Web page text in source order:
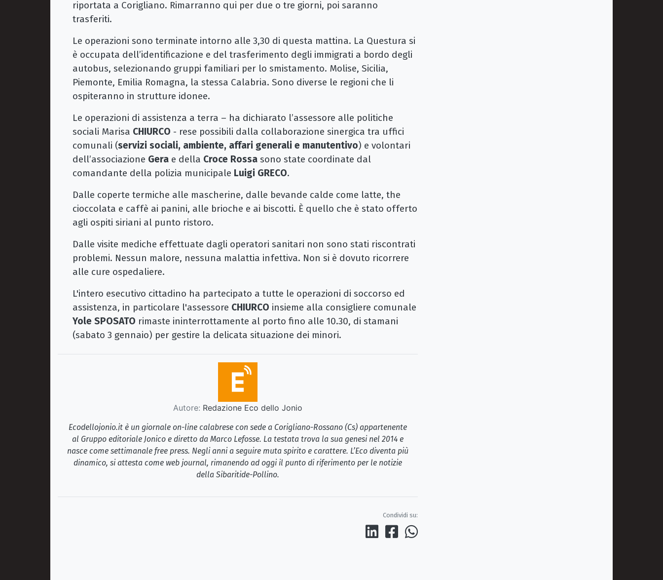
riportata a Corigliano. Rimarranno qui per due o tre giorni, poi saranno
trasferiti.
Le operazioni sono terminate intorno alle 3,30 di questa mattina. La Questura si
è occupata dell’identificazione e del trasferimento degli immigrati a bordo degli
autobus, selezionando gruppi familiari per lo smistamento. Molise, Sicilia,
Piemonte, Emilia Romagna, la stessa Calabria. Sono diverse le regioni che li
ospiteranno in strutture idonee.
Le operazioni di assistenza a terra – ha dichiarato l’assessore alle politiche
sociali Marisa CHIURCO - rese possibili dalla collaborazione sinergica tra uffici
comunali (servizi sociali, ambiente, affari generali e manutentivo) e volontari
dell’associazione Gera e della Croce Rossa sono state coordinate dal
comandante della polizia municipale Luigi GRECO.
Dalle coperte termiche alle mascherine, dalle bevande calde come latte, the
cioccolata e caffè ai panini, alle brioche e ai biscotti. È quello che è stato offerto
agli ospiti siriani al punto ristoro.
Dalle visite mediche effettuate dagli operatori sanitari non sono stati riscontrati
problemi. Nessun malore, nessuna malattia infettiva. Non si è dovuto ricorrere
alle cure ospedaliere.
L'intero esecutivo cittadino ha partecipato a tutte le operazioni di soccorso ed
assistenza, in particolare l'assessore CHIURCO insieme alla consigliere comunale
Yole SPOSATO rimaste ininterrottamente al porto fino alle 10.30, di stamani
(sabato 3 gennaio) per gestire la delicata situazione dei minori.
Autore: Redazione Eco dello Jonio
Ecodellojonio.it è un giornale on-line calabrese con sede a Corigliano-Rossano (Cs) appartenente
al Gruppo editoriale Jonico e diretto da Marco Lefosse. La testata trova la sua genesi nel 2014 e
nasce come settimanale free press. Negli anni a seguire muta spirito e carattere. L’Eco diventa più
dinamico, si attesta come web journal, rimanendo ad oggi il punto di riferimento per le notizie
della Sibaritide-Pollino.
Condividi su: